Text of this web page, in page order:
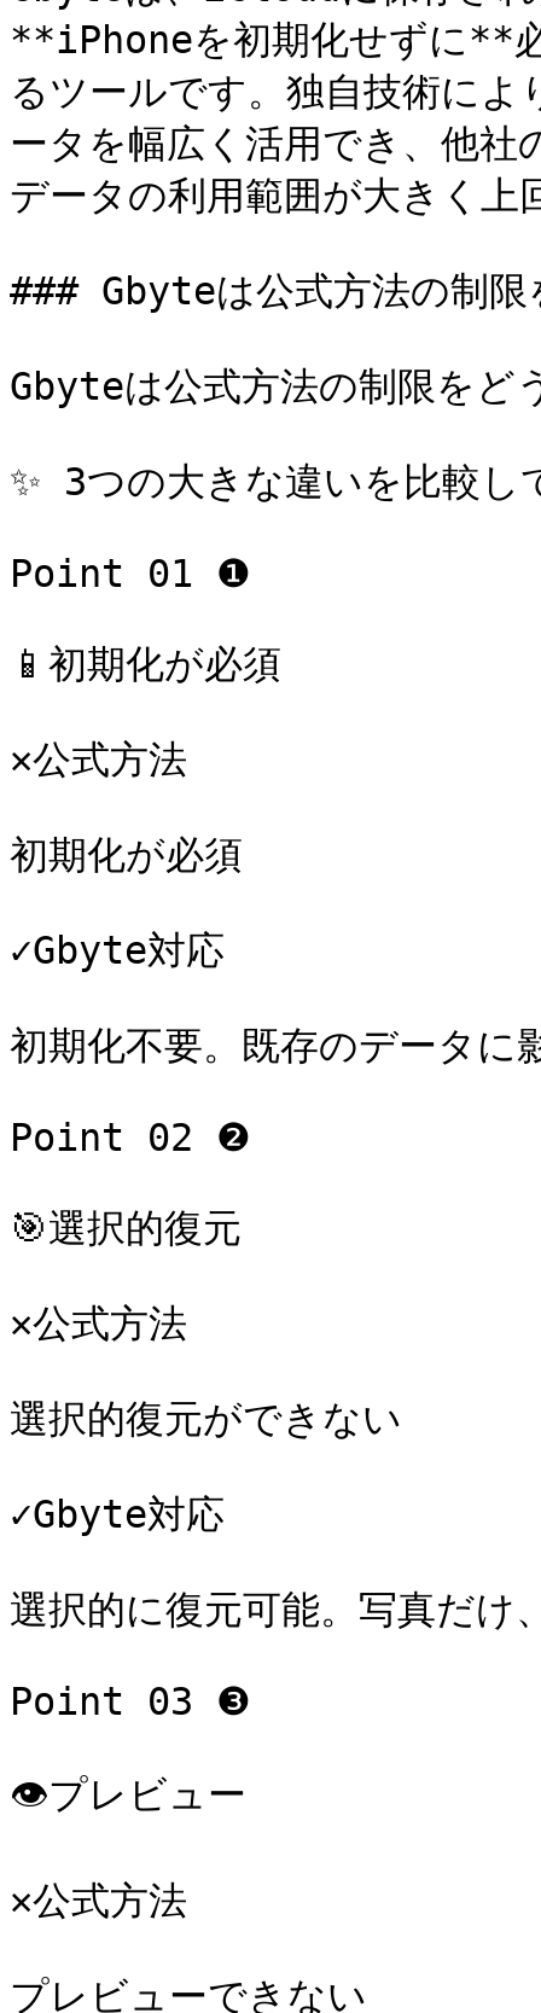
**iPhoneを初期化せずに**
るツールです。独自技術に
ータを幅広く活用でき、他
データの利用範囲が大きく上
### Gbyteは公式方法の制限
Gbyteは公式方法の制限をど
✨ 3つの大きな違いを比較し
Point 01 ❶
📱初期化が必須
✕公式方法
初期化が必須
✓Gbyte対応
初期化不要。既存のデータに
Point 02 ❷
🎯選択的復元
✕公式方法
選択的復元ができない
✓Gbyte対応
選択的に復元可能。写真だ
Point 03 ❸
👁️プレビュー
✕公式方法
プレビューできない